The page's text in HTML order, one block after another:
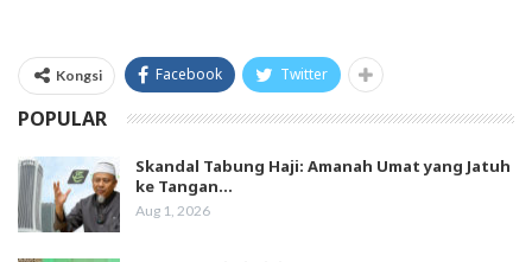
Kongsi Facebook Twitter
POPULAR
Skandal Tabung Haji: Amanah Umat yang Jatuh
ke Tangan…
Aug 1, 2026